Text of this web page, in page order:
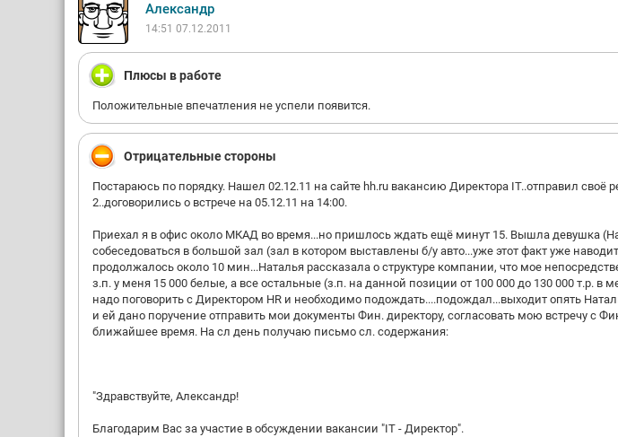
Александр
14:51 07.12.2011
Плюсы в работе
Положительные впечатления не успели появится.
Отрицательные стороны
Постараюсь по порядку. Нашел 02.12.11 на сайте hh.ru вакансию Директора IT..отправил своё
2..договорились о встрече на 05.12.11 на 14:00.
Приехал я в офис около МКАД во время...но пришлось ждать ещё минут 15. Вышла девушка
собеседоваться в большой зал (зал в котором выставлены б/у авто...уже этот факт уже
продолжалось около 10 мин...Наталья рассказала о структуре компании, что мое
з.п. у меня 15 000 белые, а все остальные (з.п. на данной позиции от 100 000 до 130 000 т.р. в
надо поговорить с Директором HR и необходимо подождать....подождал...выходит опять
и ей дано поручение отправить мои документы Фин. директору, согласовать мою встречу с
ближайшее время. На сл день получаю письмо сл. содержания:
"Здравствуйте, Александр!
Благодарим Вас за участие в обсуждении вакансии "IT - Директор".